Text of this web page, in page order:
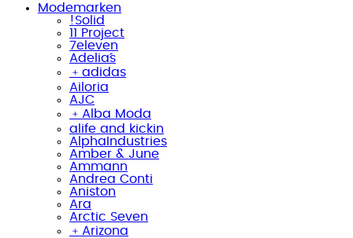
Modemarken
!Solid
11 Project
7eleven
Adelia´s
﹢ adidas
Ailoria
AJC
﹢ Alba Moda
alife and kickin
AlphaIndustries
Amber & June
Ammann
Andrea Conti
Aniston
Ara
Arctic Seven
﹢ Arizona